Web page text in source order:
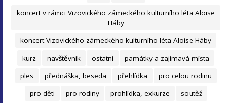
koncert v rámci Vizovického zámeckého kulturního léta Aloise
Háby
koncert Vizovického zámeckého kulturního léta Aloise Háby
kurz
navštěvník ostatní
památky a zajímavá místa
ples
přednáška, beseda přehlídka
pro celou rodinu
pro děti
pro rodiny prohlídka, exkurze
soutěž